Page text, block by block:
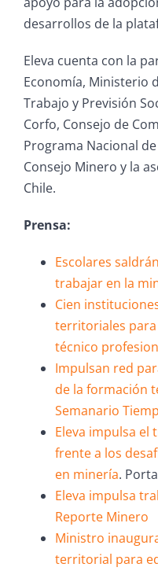
desarrollos de la
Eleva cuenta con la
Economía, Ministerio
Trabajo y Previsión
Corfo, Consejo de
Programa Nacional de
Consejo Minero y la
Chile.
Prensa:
Escolares
trabajar en la
Cien
territoriales
técnico
Impulsan red
de la formación
Semanario
Eleva impulsa el
frente a los
en minería.
Eleva impulsa
Reporte Minero
Ministro
territorial para